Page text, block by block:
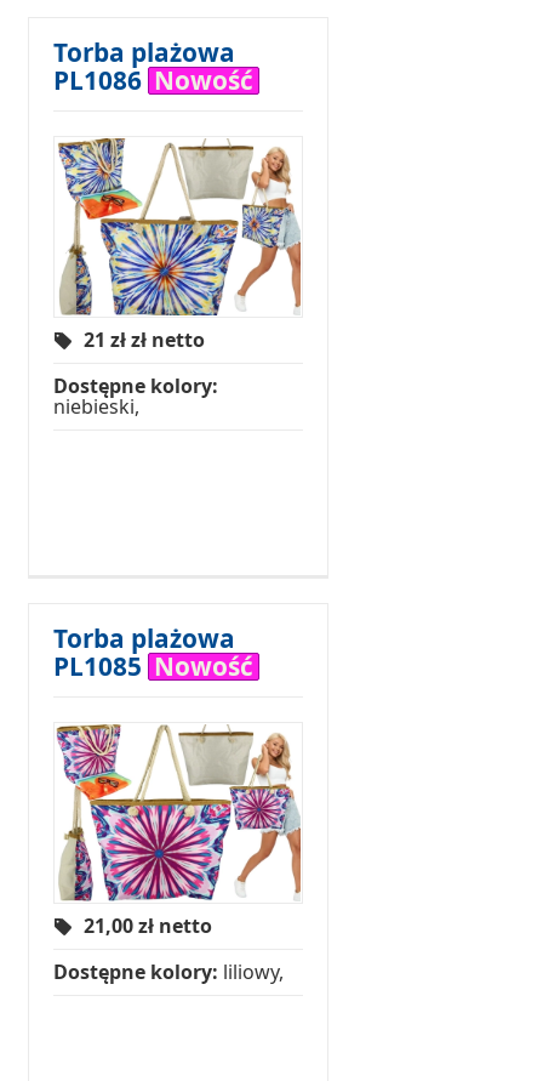
Torba plażowa
PL1086 Nowość
21 złzł netto
Dostępne kolory:
niebieski,
Torba plażowa
PL1085 Nowość
21,00zł netto
Dostępne kolory: liliowy,